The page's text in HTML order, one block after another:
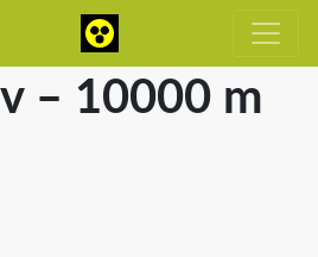
– 10000 m